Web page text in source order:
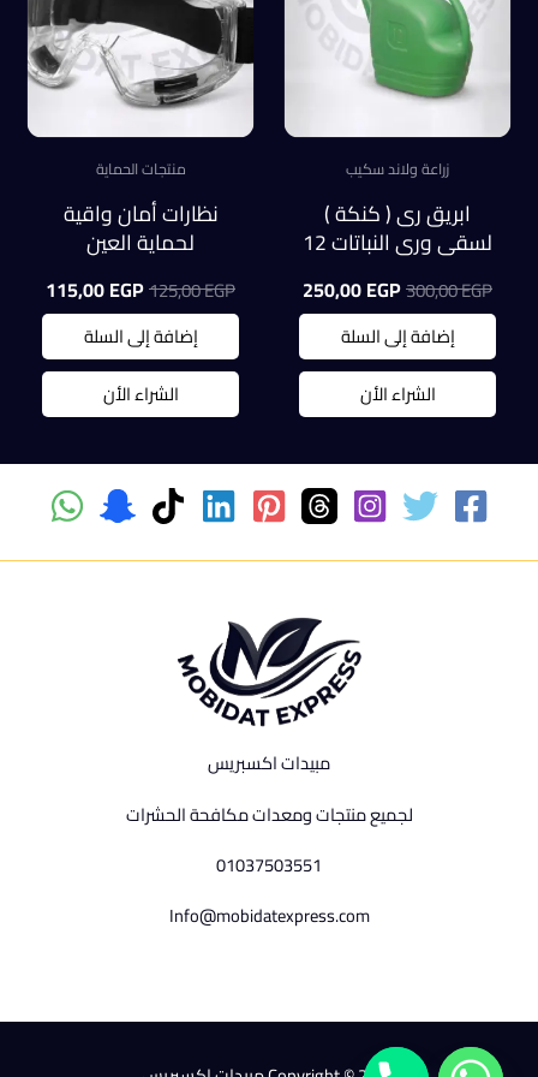
زراعة ولاند سكيب
ابريق رى ( كنكة )
لسقى ورى النباتات 12
300,00EGP السعر
الأصلي
هو:
300,00 EGP.
250,00EGP
الحالي
250,00 EGP.
إضافة إلى السلة
الشراء الأن
منتجات الحماية
نظارات أمان واقية
لحماية العين
125,00EGP السعر
الأصلي
هو:
125,00 EGP.
115,00EGP
EGP.
إضافة إلى السلة
الشراء الأن
مبيدات اكسبريس
لجميع منتجات ومعدات مكافحة الحشرات
01037503551
Info@mobidatexpress.com